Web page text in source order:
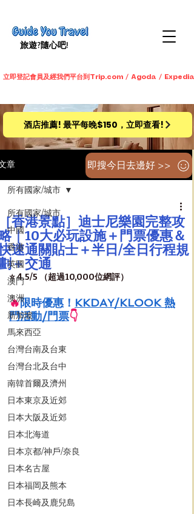
旅遊​?隨心吧!
立即登記會員及經我們平台到Trip.com / Agoda / Expedia
酒店推薦! 最平每晚$150，立即查看!
章
所有國家/城市
中國
香港
英國
澳門
澳洲
新加坡
馬來西亞
台灣台南及台東
台灣台北及台中
南韓首爾及濟州
日本東京及近郊
日本大阪及近郊
日本北海道
日本京都/神戶/奈良
日本名古屋
日本福岡及熊本
日本長崎及鹿兒島
所有國家/城市
香港景點］迪士尼樂園完整攻
｜10大必玩設施＋門票優惠＆
速通關貼士＋半日/全日行程規
＋交通
⭐️ 4.5/5 （超過10,000位網評）
🔥限時優惠！ KKDAY/KLOOK 熱
門活動/門票👇
即搜今日去邊好 >>